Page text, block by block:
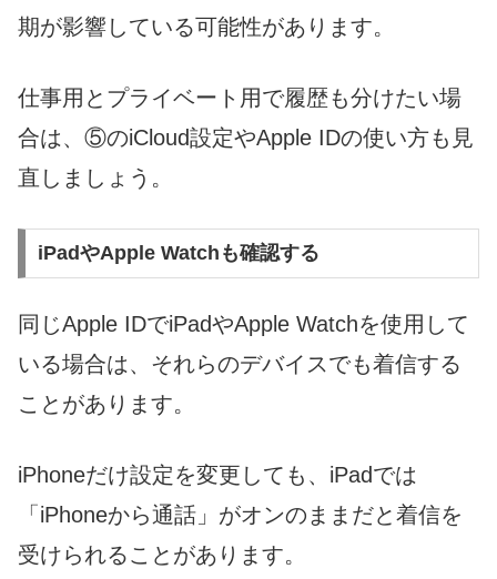
期が影響している可能性があります。
仕事用とプライベート用で履歴も分けたい場
合は、⑤のiCloud設定やApple IDの使い方も見
直しましょう。
iPadやApple Watchも確認する
同じApple IDでiPadやApple Watchを使用して
いる場合は、それらのデバイスでも着信する
ことがあります。
iPhoneだけ設定を変更しても、iPadでは
「iPhoneから通話」がオンのままだと着信を
受けられることがあります。